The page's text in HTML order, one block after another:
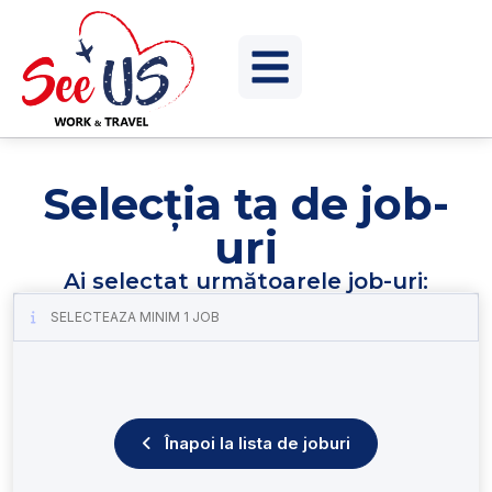
Selecția ta de job-
uri
Ai selectat următoarele job-uri:
SELECTEAZA MINIM 1 JOB
Înapoi la lista de joburi